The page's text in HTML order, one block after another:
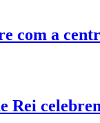
com a
Rei